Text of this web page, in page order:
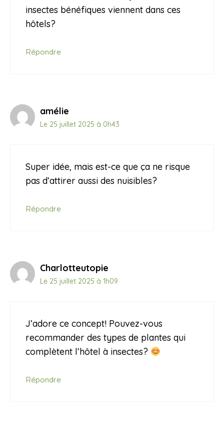
insectes bénéfiques viennent dans ces
hôtels?
Répondre
amélie
Le 25 juillet 2025 à 0h43
Super idée, mais est-ce que ça ne risque
pas d’attirer aussi des nuisibles?
Répondre
Charlotteutopie
Le 25 juillet 2025 à 1h09
J’adore ce concept! Pouvez-vous
recommander des types de plantes qui
complètent l’hôtel à insectes?
Répondre